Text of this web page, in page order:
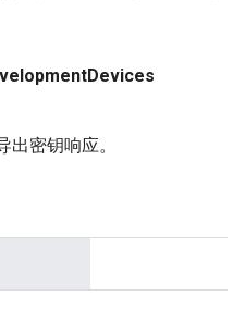
Devices
密钥响应。